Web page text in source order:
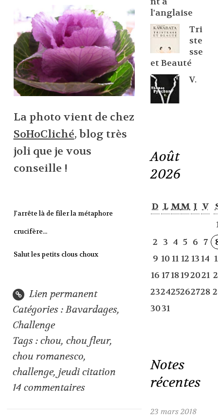
La photo vient de chez
SoHoCliché, blog très
joli que je vous
conseille !
J'arrête là de filer la métaphore
crucifère...
Salut les petits clous choux
Lien permanent
Catégories :Bavardages,
Challenge
Tags :chou,chou fleur,
chou romanesco,
challenge,jeudi citation
14 commentaires
l'anglaise
Tri
ste
sse
et Beauté
V.
Août
2026
D L MM J V
2 3 4 5 6 7
9 1011 12 1314
16 1718192021
232425262728
3031
Notes
récentes
23 mars 2018